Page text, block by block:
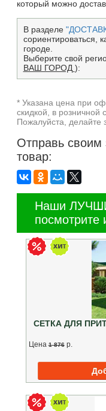
который можно
В разделе
сориентироваться,
городе.
Выберите свой
ВАШ ГОРОД ):
* Указана цена при
скидкой, в розничной
Пожалуйста, делайте
Отправь своим
товар:
Наши
посмотрите
СЕТКА ДЛЯ
Цена 1 876 p.